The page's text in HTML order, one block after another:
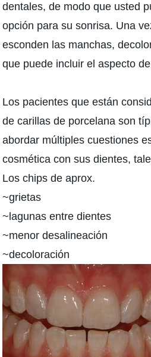
dentales, de modo que usted
opción para su sonrisa. Una
esconden las manchas,
que puede incluir el aspecto
Los pacientes que están
de carillas de porcelana son
abordar múltiples cuestiones
cosmética con sus dientes,
Los chips de aprox.
~grietas
~lagunas entre dientes
~menor desalineación
~decoloración